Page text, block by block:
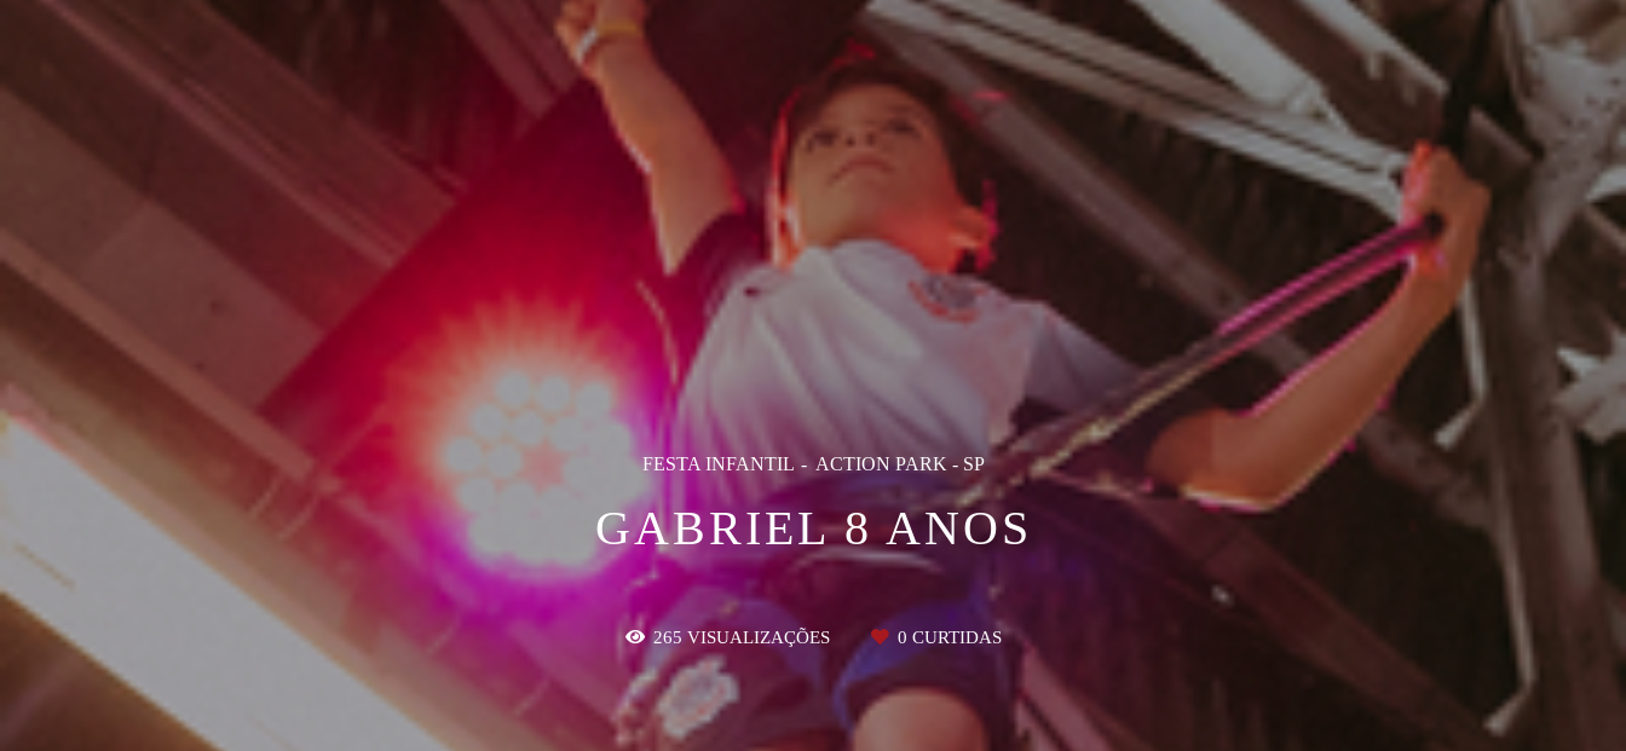
FESTA INFANTIL ACTION PARK - SP
GABRIEL 8 ANOS
265VISUALIZAÇÕES 0 CURTIDAS